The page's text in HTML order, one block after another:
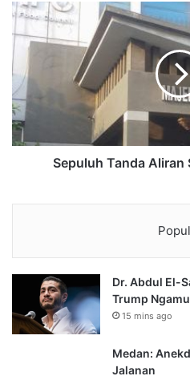
Sepuluh Tanda
Dr. Abdul El-
Trump
15 mins ago
Medan:
Jalanan